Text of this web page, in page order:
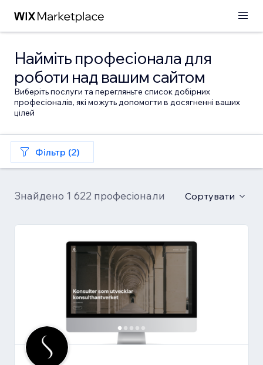
Найміть професіонала для
роботи над вашим сайтом
Виберіть послуги та перегляньте список добірних
професіоналів, які можуть допомогти в досягненні ваших
цілей
Фільтр (2)
Знайдено 1 622 професіонали Сортувати